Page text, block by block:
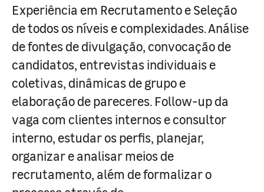
Experiência em Recrutamento e Seleção
de todos os níveis e complexidades. Análise
de fontes de divulgação, convocação de
candidatos, entrevistas individuais e
coletivas, dinâmicas de grupo e
elaboração de pareceres. Follow-up da
vaga com clientes internos e consultor
interno, estudar os perfis, planejar,
organizar e analisar meios de
recrutamento, além de formalizar o